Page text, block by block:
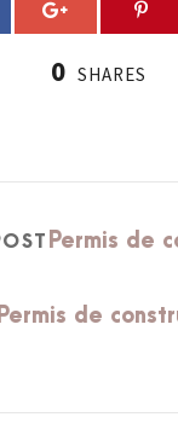
0 SHARES
Permis de
Permis de